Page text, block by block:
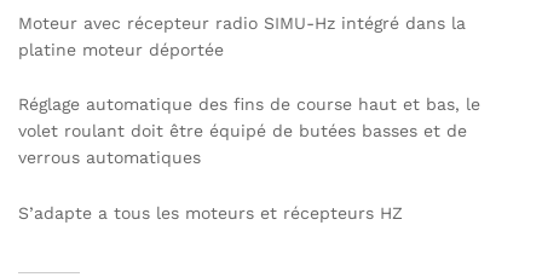
Moteur avec récepteur radio SIMU-Hz intégré dans la
platine moteur déportée
Réglage automatique des fins de course haut et bas, le
volet roulant doit être équipé de butées basses et de
verrous automatiques
S’adapte a tous les moteurs et récepteurs HZ